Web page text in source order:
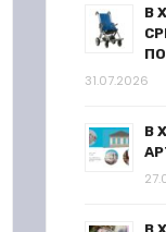
В
31.07.2026
В